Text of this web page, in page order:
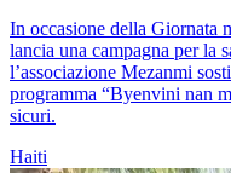
In occasione della Giornata
lancia una campagna per la
l’associazione Mezanmi
programma “Byenvini nan
sicuri.
Haiti